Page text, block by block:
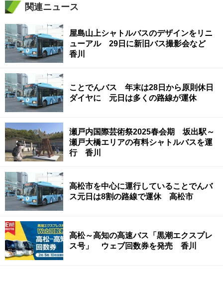
関連ニュース
屋島山上シャトルバスのデザインをリニ
ューアル 29日に新旧バス撮影会など
香川
ことでんバス 年末は28日から原則休日
ダイヤに 元日は多くの路線が運休
瀬戸内国際芸術祭2025春会期 坂出駅～
瀬戸大橋エリアの有料シャトルバスを運
行 香川
高松市を中心に運行していることでんバ
ス元日は8割の路線で運休 高松市
高松～高知の高速バス「黒潮エクスプレ
ス号」 ウェブ回数券を発売 香川